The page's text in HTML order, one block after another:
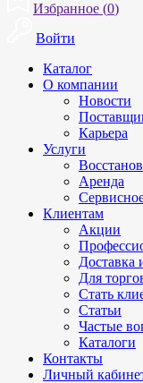
Избранное (0)
Войти
Каталог
О компании
Новости
Карьера
Услуги
Аренда
Клиентам
Акции
Доставка
Для
Стать
Статьи
Частые
Каталоги
Контакты
Личный